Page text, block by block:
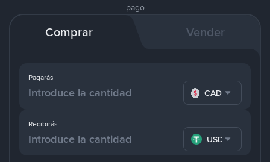
pago
Comprar Vender
Pagarás
CAD
Recibirás
USDT